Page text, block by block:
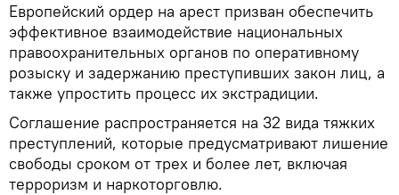
Европейский ордер на арест призван обеспечить
эффективное взаимодействие национальных
правоохранительных органов по оперативному
розыску и задержанию преступивших закон лиц, а
также упростить процесс их экстрадиции.
Соглашение распространяется на 32 вида тяжких
преступлений, которые предусматривают лишение
свободы сроком от трех и более лет, включая
терроризм и наркоторговлю.